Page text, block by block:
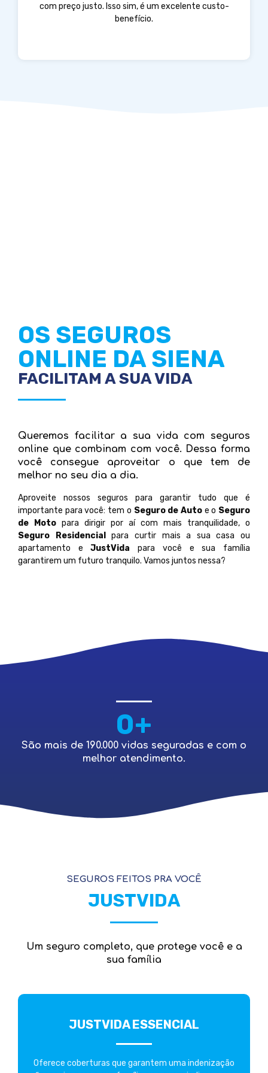
com preço justo. Isso sim, é um excelente custo-
benefício.
OS SEGUROS
ONLINE DA SIENA
FACILITAM A SUA VIDA
Queremos facilitar a sua vida com seguros
online que combinam com você. Dessa forma
você consegue aproveitar o que tem de
melhor no seu dia a dia.
Aproveite nossos seguros para garantir tudo que é
importante para você: tem o Seguro de Autoe o Seguro
de Moto para dirigir por aí com mais tranquilidade, o
Seguro Residencial
para curtir mais a sua casa ou
apartamento eJustVida para você e sua família
garantirem um futuro tranquilo. Vamos juntos nessa?
0+
São mais de 190.000 vidas seguradas e com o
melhor atendimento.
SEGUROS FEITOS PRA VOCÊ
JUSTVIDA
Um seguro completo, que protege você e a
sua família
JUSTVIDA ESSENCIAL
Oferece coberturas que garantem uma indenização